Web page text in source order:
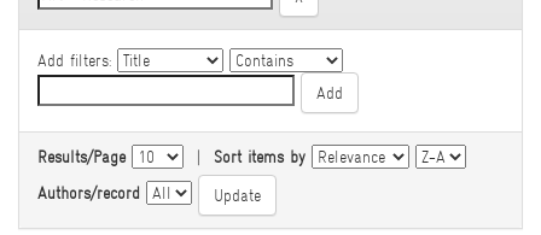
Add filters:
Results/Page | Sort items by
Authors/record